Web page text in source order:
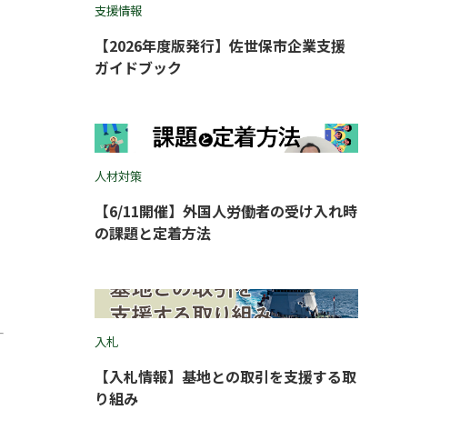
支援情報
【2026年度版発行】佐世保市企業支援
ガイドブック
人材対策
【6/11開催】外国人労働者の受け入れ時
の課題と定着方法
入札
【入札情報】基地との取引を支援する取
り組み